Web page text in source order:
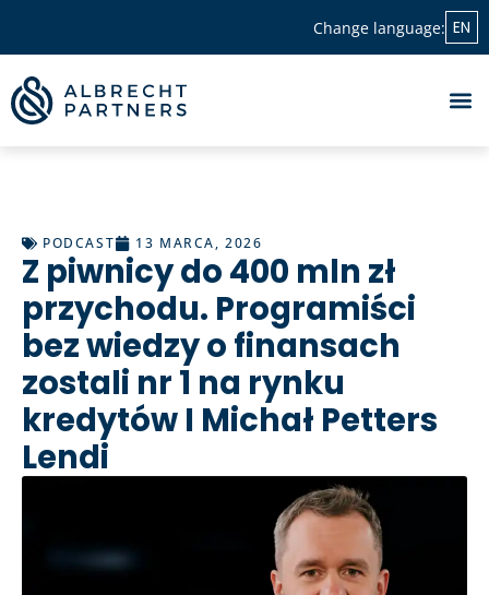
Change language: EN
PODCAST 13 MARCA, 2026
Z piwnicy do 400 mln zł
przychodu. Programiści
bez wiedzy o finansach
zostali nr 1 na rynku
kredytów I Michał Petters
Lendi